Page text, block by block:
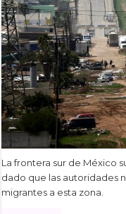
La frontera sur de México
dado que las autoridades
migrantes a esta zona.